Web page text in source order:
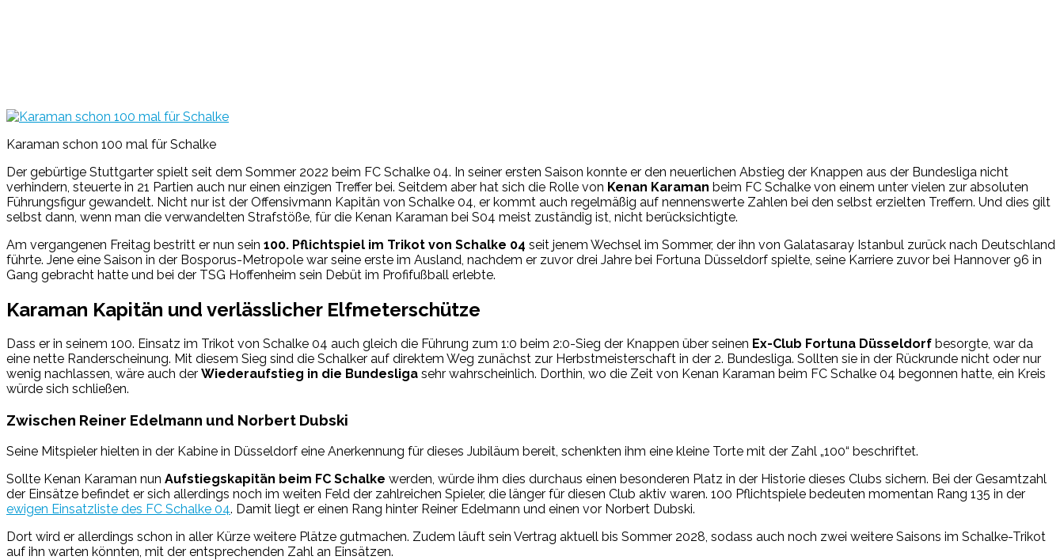
Karaman schon 100 mal für Schalke
Der gebürtige Stuttgarter spielt seit dem Sommer 2022 beim FC Schalke 04. In seiner ersten Saison konnte er den neuerlichen Abstieg der Knappen aus der Bundesliga nicht
verhindern, steuerte in 21 Partien auch nur einen einzigen Treffer bei. Seitdem aber hat sich die Rolle von Kenan Karaman beim FC Schalke von einem unter vielen zur absoluten
Führungsfigur gewandelt. Nicht nur ist der Offensivmann Kapitän von Schalke 04, er kommt auch regelmäßig auf nennenswerte Zahlen bei den selbst erzielten Treffern. Und dies gilt
selbst dann, wenn man die verwandelten Strafstöße, für die Kenan Karaman bei S04 meist zuständig ist, nicht berücksichtigte.
Am vergangenen Freitag bestritt er nun sein 100. Pflichtspiel im Trikot von Schalke 04 seit jenem Wechsel im Sommer, der ihn von Galatasaray Istanbul zurück nach Deutschland
führte. Jene eine Saison in der Bosporus-Metropole war seine erste im Ausland, nachdem er zuvor drei Jahre bei Fortuna Düsseldorf spielte, seine Karriere zuvor bei Hannover 96 in
Gang gebracht hatte und bei der TSG Hoffenheim sein Debüt im Profifußball erlebte.
Karaman Kapitän und verlässlicher Elfmeterschütze
Dass er in seinem 100. Einsatz im Trikot von Schalke 04 auch gleich die Führung zum 1:0 beim 2:0-Sieg der Knappen über seinen Ex-Club Fortuna Düsseldorf besorgte, war da
eine nette Randerscheinung. Mit diesem Sieg sind die Schalker auf direktem Weg zunächst zur Herbstmeisterschaft in der 2. Bundesliga. Sollten sie in der Rückrunde nicht oder nur
wenig nachlassen, wäre auch der Wiederaufstieg in die Bundesliga sehr wahrscheinlich. Dorthin, wo die Zeit von Kenan Karaman beim FC Schalke 04 begonnen hatte, ein Kreis
würde sich schließen.
Zwischen Reiner Edelmann und Norbert Dubski
Seine Mitspieler hielten in der Kabine in Düsseldorf eine Anerkennung für dieses Jubiläum bereit, schenkten ihm eine kleine Torte mit der Zahl „100“ beschriftet.
Sollte Kenan Karaman nun Aufstiegskapitän beim FC Schalke werden, würde ihm dies durchaus einen besonderen Platz in der Historie dieses Clubs sichern. Bei der Gesamtzahl
der Einsätze befindet er sich allerdings noch im weiten Feld der zahlreichen Spieler, die länger für diesen Club aktiv waren. 100 Pflichtspiele bedeuten momentan Rang 135 in der
ewigen Einsatzliste des FC Schalke 04. Damit liegt er einen Rang hinter Reiner Edelmann und einen vor Norbert Dubski.
Dort wird er allerdings schon in aller Kürze weitere Plätze gutmachen. Zudem läuft sein Vertrag aktuell bis Sommer 2028, sodass auch noch zwei weitere Saisons im Schalke-Trikot
auf ihn warten könnten, mit der entsprechenden Zahl an Einsätzen.